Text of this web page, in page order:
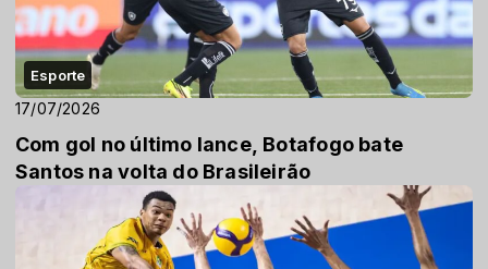
Esporte
17/07/2026
Com gol no último lance, Botafogo bate
Santos na volta do Brasileirão